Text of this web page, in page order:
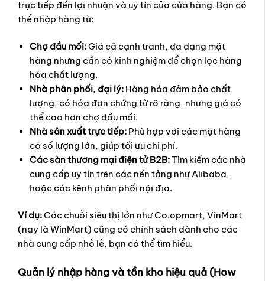
trực tiếp đến lợi nhuận và uy tín của cửa hàng. Bạn có
thể nhập hàng từ:
Chợ đầu mối:Giá cả cạnh tranh, đa dạng mặt
hàng nhưng cần có kinh nghiệm để chọn lọc hàng
hóa chất lượng.
Nhà phân phối, đại lý: Hàng hóa đảm bảo chất
lượng, có hóa đơn chứng từ rõ ràng, nhưng giá có
thể cao hơn chợ đầu mối.
Nhà sản xuất trực tiếp: Phù hợp với các mặt hàng
có số lượng lớn, giúp tối ưu chi phí.
Các sàn thương mại điện tử B2B:Tìm kiếm các nhà
cung cấp uy tín trên các nền tảng như Alibaba,
hoặc các kênh phân phối nội địa.
Ví dụ:Các chuỗi siêu thị lớn như Co.opmart, VinMart
(nay là WinMart) cũng có chính sách dành cho các
nhà cung cấp nhỏ lẻ, bạn có thể tìm hiểu.
Quản lý nhập hàng và tồn kho hiệu quả (How